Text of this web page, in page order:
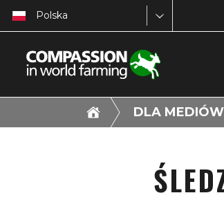
Polska
DLA MEDIÓW